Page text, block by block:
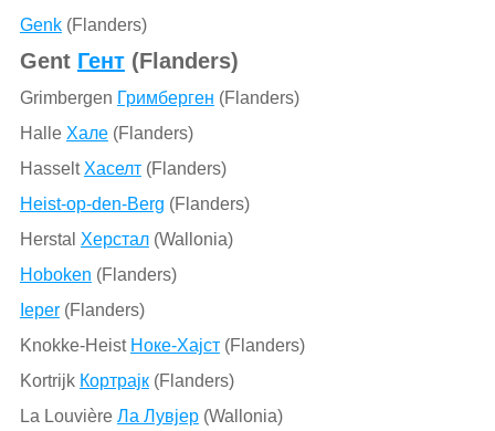
Genk(Flanders)
Gent Гент(Flanders)
Grimbergen Гримберген (Flanders)
Halle Хале(Flanders)
Hasselt Хаселт(Flanders)
Heist-op-den-Berg (Flanders)
Herstal Херстал(Wallonia)
Hoboken (Flanders)
Ieper(Flanders)
Knokke-Heist Ноке-Хајст(Flanders)
Kortrijk Кортрајк(Flanders)
La Louvière Ла Лувјер(Wallonia)